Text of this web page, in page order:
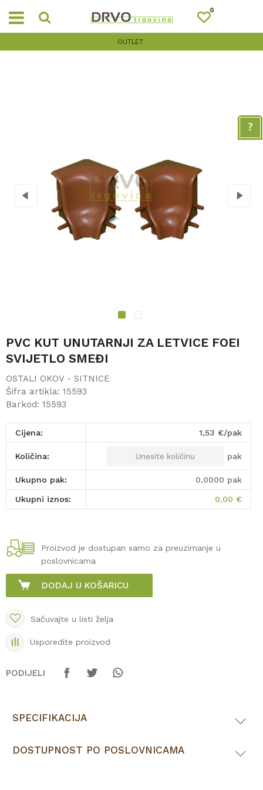
0
OUTLET
1 2
PVC KUT UNUTARNJI ZA LETVICE FOEI
SVIJETLO SMEĐI
OSTALI OKOV - SITNICE
Šifra artikla: 15593
Barkod: 15593
Cijena: 1,53 €/pak
Količina: pak
Ukupno pak: 0,0000 pak
Ukupni iznos: 0,00 €
Proizvod je dostupan samo za preuzimanje u
poslovnicama
DODAJ U KOŠARICU
Sačuvajte u listi želja
Usporedite proizvod
PODIJELI
SPECIFIKACIJA
DOSTUPNOST PO POSLOVNICAMA